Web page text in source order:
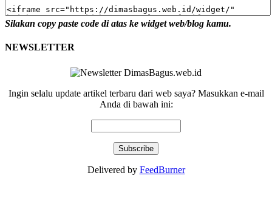
Silakan copy paste code di atas ke widget web/blog kamu.
NEWSLETTER
Ingin selalu update artikel terbaru dari web saya? Masukkan e-mail
Anda di bawah ini:
Delivered by FeedBurner